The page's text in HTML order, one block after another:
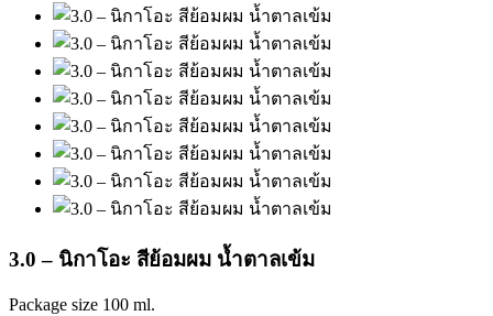
3.0 – นิกาโอะ สีย้อมผม น้ำตาลเข้ม
Package size 100 ml.